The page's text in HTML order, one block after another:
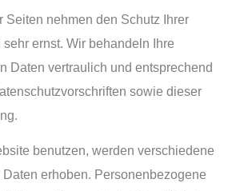
Seiten nehmen den Schutz Ihrer
ernst. Wir behandeln Ihre
Daten vertraulich und entsprechend
sowie dieser
benutzen, werden verschiedene
erhoben. Personenbezogene